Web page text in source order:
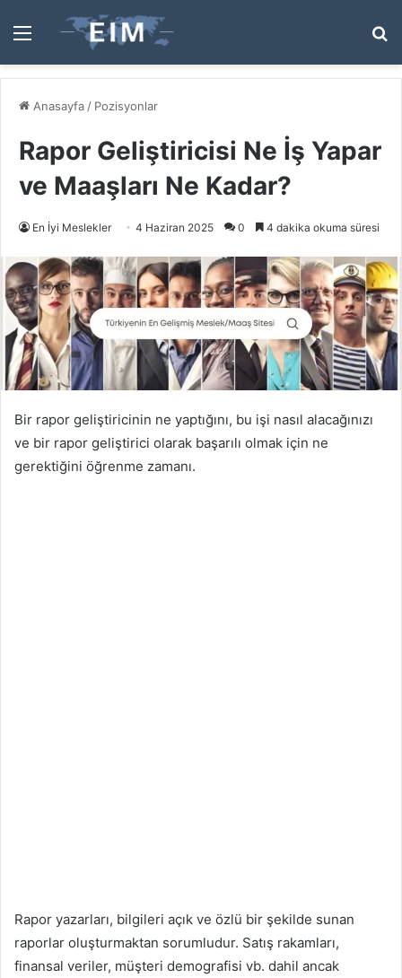
Menü
...
Anasayfa / Pozisyonlar
Rapor Geliştiricisi Ne İş Yapar
ve Maaşları Ne Kadar?
En İyi Meslekler 4 Haziran 2025 0 4 dakika okuma süresi
Bir rapor geliştiricinin ne yaptığını, bu işi nasıl alacağınızı
ve bir rapor geliştirici olarak başarılı olmak için ne
gerektiğini öğrenme zamanı.
Rapor yazarları, bilgileri açık ve özlü bir şekilde sunan
raporlar oluşturmaktan sorumludur. Satış rakamları,
finansal veriler, müşteri demografisi vb. dahil ancak